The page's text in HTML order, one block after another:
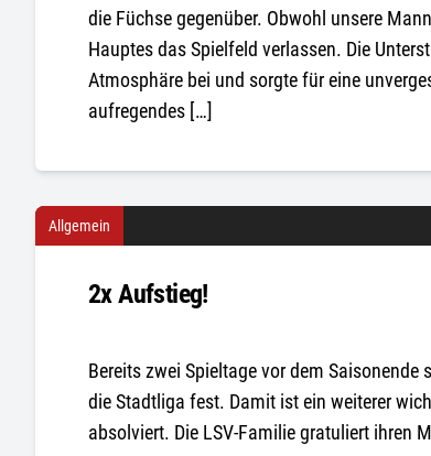
die Füchse gegenüber. Obwohl unsere
Hauptes das Spielfeld verlassen. Die
Atmosphäre bei und sorgte für eine
aufregendes […]
Allgemein
2x Aufstieg!
Bereits zwei Spieltage vor dem
die Stadtliga fest. Damit ist ein weiterer
absolviert. Die LSV-Familie gratuliert ihren